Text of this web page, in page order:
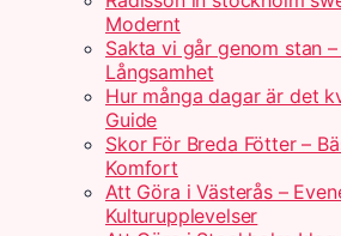
Modernt
Sakta vi går genom stan
Långsamhet
Hur många dagar är det
Guide
Skor För Breda Fötter –
Komfort
Att Göra i Västerås –
Kulturupplevelser